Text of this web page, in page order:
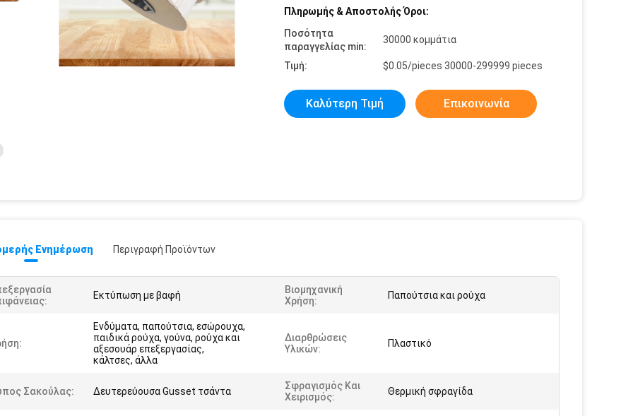
Πληρωμής & Αποστολής Όροι:
Ποσότητα
παραγγελίας min:
30000 κομμάτια
Τιμή: $0.05/pieces 30000-299999 pieces
Καλύτερη Τιμή Επικοινωνία
Ενημέρωση Περιγραφή Προϊόντων
Εκτύπωση με βαφή
Βιομηχανική
Χρήση:
Παπούτσια και ρούχα
Ενδύματα, παπούτσια, εσώρουχα,
παιδικά ρούχα, γούνα, ρούχα και
αξεσουάρ επεξεργασίας,
κάλτσες, άλλα
Διαρθρώσεις
Υλικών:
Πλαστικό
Σακούλας: Δευτερεύουσα Gusset τσάντα
Σφραγισμός Και
Χειρισμός:
Θερμική σφραγίδα